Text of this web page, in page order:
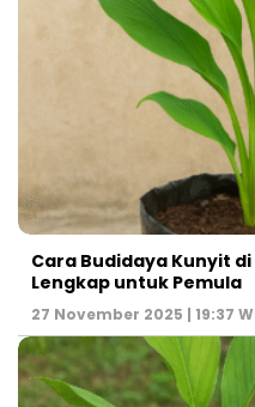
Cara Budidaya Kunyit
Lengkap untuk Pemula
27 November 2025 | 19:37